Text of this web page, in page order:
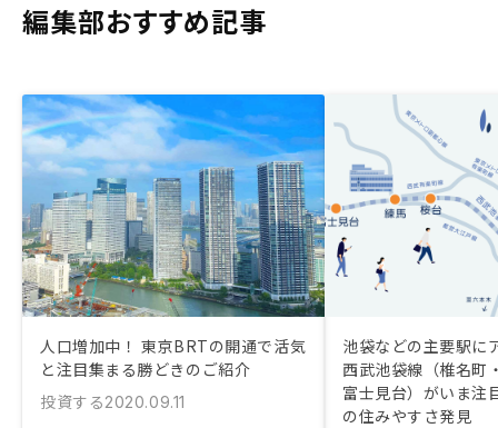
編集部おすすめ記事
人口増加中！ 東京BRTの開通で活気
と注目集まる勝どきのご紹介
投資する2020.09.11
池袋などの主要駅に
西武池袋線（椎名町
富士見台）がいま注
の住みやすさ発見